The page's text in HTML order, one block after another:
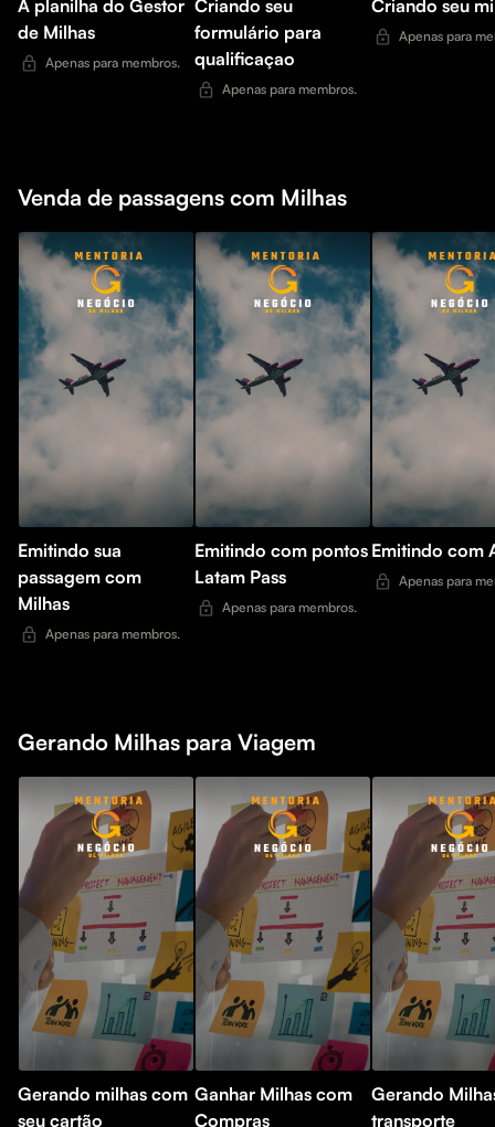
A planilha do Gestor
de Milhas
Apenas para membros.
Criando seu
formulário para
qualificaçao
Apenas para membros.
Criando seu
Apenas para
Venda de passagens com Milhas
Emitindo sua
passagem com
Milhas
Apenas para membros.
Emitindo com pontos
Latam Pass
Apenas para membros.
Emitindo com
Apenas para
Gerando Milhas para Viagem
Gerando milhas com
seu cartão
Ganhar Milhas com
Compras
Gerando
transporte